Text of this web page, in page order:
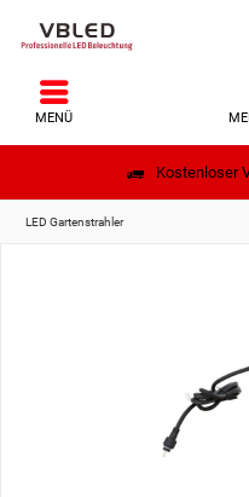
Kostenloser
MENÜ
LED Gartenstrahler